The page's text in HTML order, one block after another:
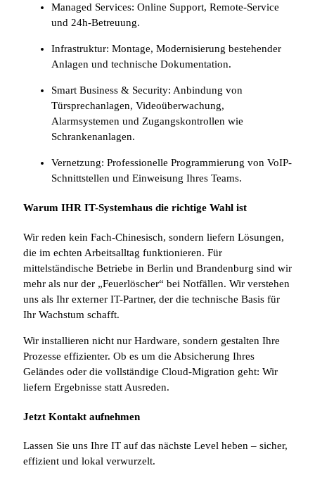
Managed Services: Online Support, Remote-Service
und 24h-Betreuung.
Infrastruktur: Montage, Modernisierung bestehender
Anlagen und technische Dokumentation.
Smart Business & Security: Anbindung von
Türsprechanlagen, Videoüberwachung,
Alarmsystemen und Zugangskontrollen wie
Schrankenanlagen.
Vernetzung: Professionelle Programmierung von VoIP-
Schnittstellen und Einweisung Ihres Teams.
Warum IHR IT-Systemhaus die richtige Wahl ist
Wir reden kein Fach-Chinesisch, sondern liefern Lösungen,
die im echten Arbeitsalltag funktionieren. Für
mittelständische Betriebe in Berlin und Brandenburg sind wir
mehr als nur der „Feuerlöscher“ bei Notfällen. Wir verstehen
uns als Ihr externer IT-Partner, der die technische Basis für
Ihr Wachstum schafft.
Wir installieren nicht nur Hardware, sondern gestalten Ihre
Prozesse effizienter. Ob es um die Absicherung Ihres
Geländes oder die vollständige Cloud-Migration geht: Wir
liefern Ergebnisse statt Ausreden.
Jetzt Kontakt aufnehmen
Lassen Sie uns Ihre IT auf das nächste Level heben – sicher,
effizient und lokal verwurzelt.